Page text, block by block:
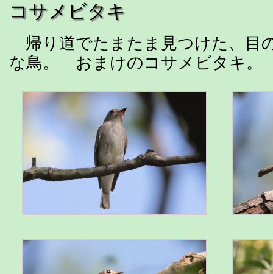
コサメビタキ
帰り道でたまたま見つけた、目
な鳥。 おまけのコサメビタキ。